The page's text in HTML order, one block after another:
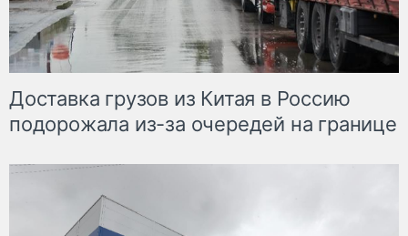
Доставка грузов из Китая в Россию
подорожала из-за очередей на границе